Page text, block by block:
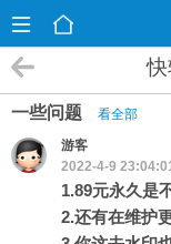
一些问题
看全部
游客
2022-4-9
1.89元永久是
2.还有在维护